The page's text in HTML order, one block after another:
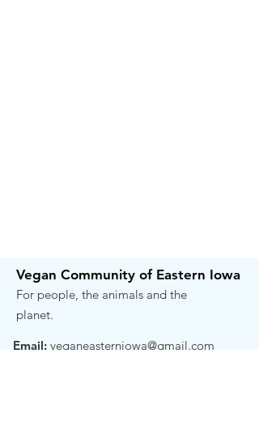
Vegan Community of Eastern Iowa
For people, the animals and the
planet.
Email: veganeasterniowa@gmail.com